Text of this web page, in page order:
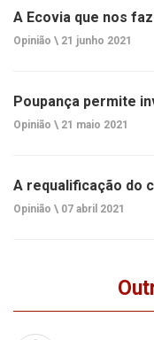
A Ecovia que nos
Opinião \ 21 junho 2021
Poupança permite
Opinião \ 21 maio 2021
A requalificação do
Opinião \ 07 abril 2021